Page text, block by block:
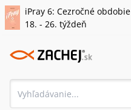
iPray 6: Cezročné obdobie
18. - 26. týždeň